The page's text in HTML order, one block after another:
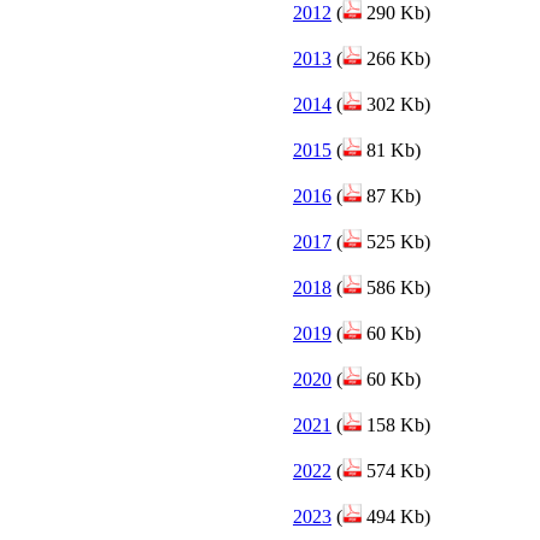
2012 ( 290 Kb)
2013 ( 266 Kb)
2014 ( 302 Kb)
2015 ( 81 Kb)
2016 ( 87 Kb)
2017 ( 525 Kb)
2018 ( 586 Kb)
2019 ( 60 Kb)
2020 ( 60 Kb)
2021 ( 158 Kb)
2022 ( 574 Kb)
2023 ( 494 Kb)